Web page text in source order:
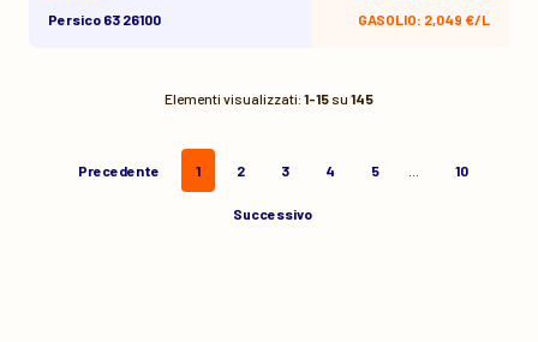
Persico 63 26100
GASOLIO: 2,049 €/L
Elementi visualizzati: 1-15su 145
Precedente 1 2 3 4 5 10
Successivo